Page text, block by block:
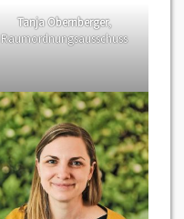
Tanja Obernberger,
Raumordnungsausschuss